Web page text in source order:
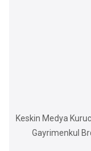
Keskin Medya
Gayrimenkul